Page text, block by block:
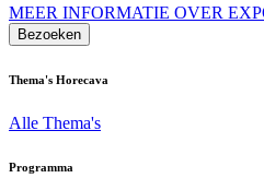
MEER INFORMATIE OVER
Bezoeken
Thema's Horecava
Alle Thema's
Programma